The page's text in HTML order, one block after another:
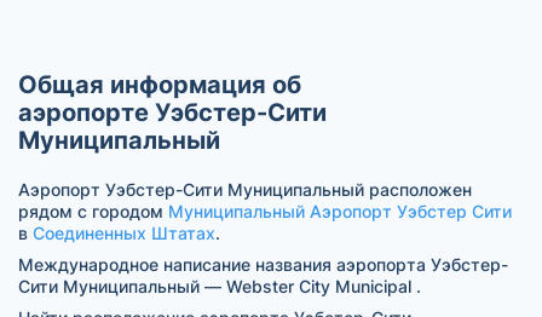
Общая информация об
аэропорте Уэбстер-Сити
Муниципальный
Аэропорт Уэбстер-Сити Муниципальный расположен
рядом с городом Муниципальный Аэропорт Уэбстер Сити
в Соединенных Штатах.
Международное написание названия аэропорта Уэбстер-
Сити Муниципальный — Webster City Municipal .